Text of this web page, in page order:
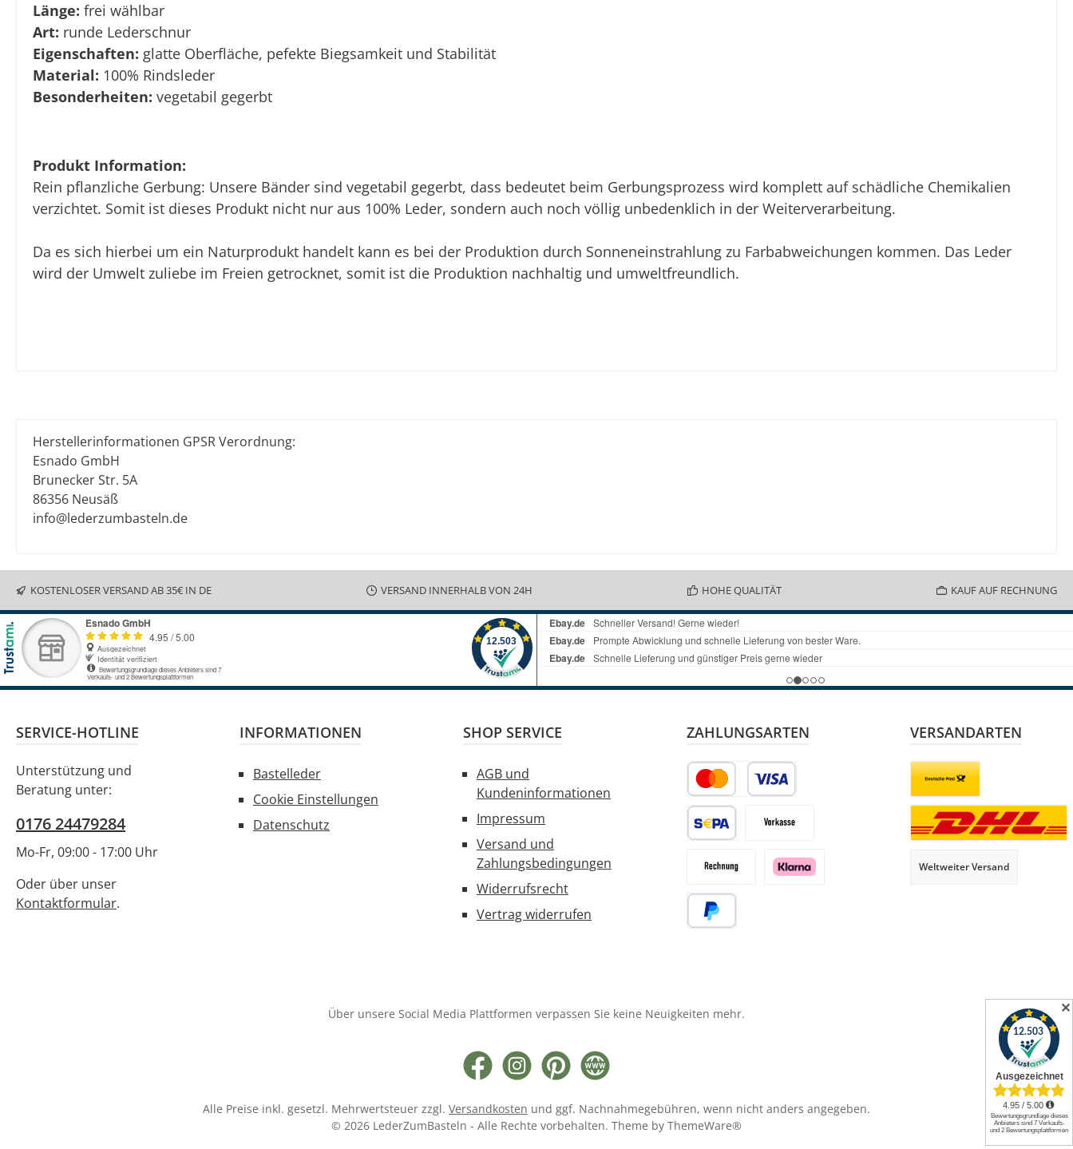
Länge: frei wählbar
Art: runde Lederschnur
Eigenschaften: glatte Oberfläche, pefekte Biegsamkeit und Stabilität
Material: 100% Rindsleder
Besonderheiten: vegetabil gegerbt
Produkt Information:
Rein pflanzliche Gerbung: Unsere Bänder sind vegetabil gegerbt, dass bedeutet beim Gerbungsprozess wird komplett auf schädliche Chemikalien
verzichtet. Somit ist dieses Produkt nicht nur aus 100% Leder, sondern auch noch völlig unbedenklich in der Weiterverarbeitung.
Da es sich hierbei um ein Naturprodukt handelt kann es bei der Produktion durch Sonneneinstrahlung zu Farbabweichungen kommen. Das Leder
wird der Umwelt zuliebe im Freien getrocknet, somit ist die Produktion nachhaltig und umweltfreundlich.
Herstellerinformationen GPSR Verordnung:
Esnado GmbH
Brunecker Str. 5A
86356 Neusäß
info@lederzumbasteln.de
KOSTENLOSER VERSAND AB 35€ IN DE VERSAND INNERHALB VON 24H HOHE QUALITÄT KAUF AUF RECHNUNG
SERVICE-HOTLINE
Unterstützung und
Beratung unter:
0176 24479284
Mo-Fr, 09:00 - 17:00 Uhr
Oder über unser
Kontaktformular.
INFORMATIONEN
Bastelleder
Cookie Einstellungen
Datenschutz
SHOP SERVICE
AGB und
Kundeninformationen
Impressum
Versand und
Zahlungsbedingungen
Widerrufsrecht
Vertrag widerrufen
VERSANDARTEN
Briefsendung
Weltweiter Versand
ZAHLUNGSARTEN
Kredit- oder Debitkarte
Rechnung
Über unsere Social Media Plattformen verpassen Sie keine Neuigkeiten mehr.
FacebookInstagramPinterestWebsite
Alle Preise inkl. gesetzl. Mehrwertsteuer zzgl. Versandkosten und ggf. Nachnahmegebühren, wenn nicht anders angegeben.
© 2026 LederZumBasteln - Alle Rechte vorbehalten. Theme by ThemeWare®
✕